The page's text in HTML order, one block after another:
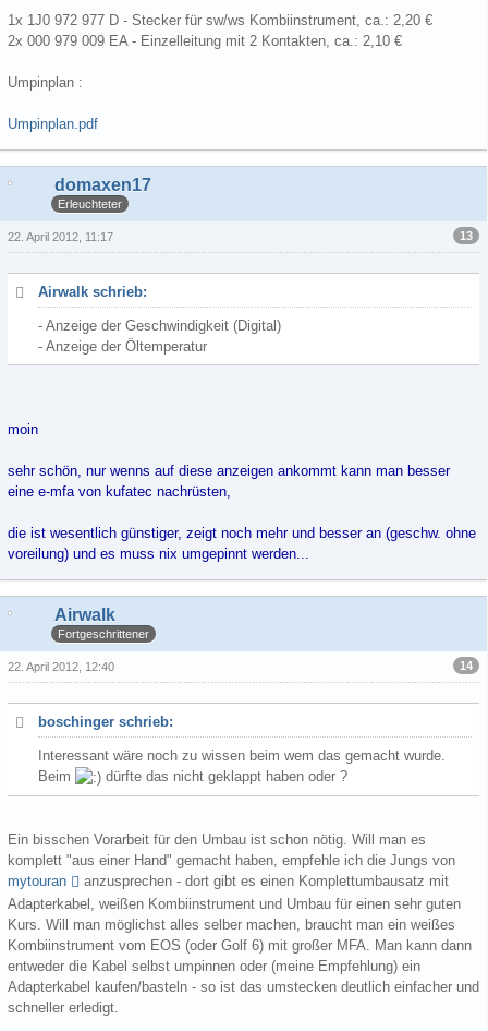
1x 1J0 972 977 D - Stecker für sw/ws Kombiinstrument, ca.: 2,20 €
2x 000 979 009 EA - Einzelleitung mit 2 Kontakten, ca.: 2,10 €
Umpinplan :
Umpinplan.pdf
domaxen17
Erleuchteter
13
22. April 2012, 11:17
Airwalk schrieb:
- Anzeige der Geschwindigkeit (Digital)
- Anzeige der Öltemperatur
moin
sehr schön, nur wenns auf diese anzeigen ankommt kann man besser
eine e-mfa von kufatec nachrüsten,
die ist wesentlich günstiger, zeigt noch mehr und besser an (geschw. ohne
voreilung) und es muss nix umgepinnt werden...
Airwalk
Fortgeschrittener
14
22. April 2012, 12:40
boschinger schrieb:
Interessant wäre noch zu wissen beim wem das gemacht wurde.
Beim
dürfte das nicht geklappt haben oder ?
Ein bisschen Vorarbeit für den Umbau ist schon nötig. Will man es
komplett "aus einer Hand" gemacht haben, empfehle ich die Jungs von
mytouran
anzusprechen - dort gibt es einen Komplettumbausatz mit
Adapterkabel, weißen Kombiinstrument und Umbau für einen sehr guten
Kurs. Will man möglichst alles selber machen, braucht man ein weißes
Kombiinstrument vom EOS (oder Golf 6) mit großer MFA. Man kann dann
entweder die Kabel selbst umpinnen oder (meine Empfehlung) ein
Adapterkabel kaufen/basteln - so ist das umstecken deutlich einfacher und
schneller erledigt.